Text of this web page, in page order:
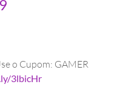
o Cupom: GAMER
3lbicHr